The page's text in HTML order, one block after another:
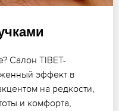
Салон TIBET-
эффект в
на редкости,
и комфорта,